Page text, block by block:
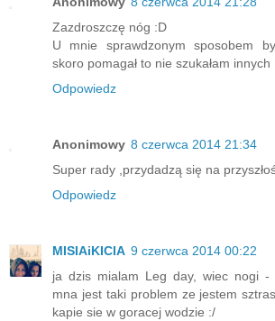
Zazdroszczę nóg :D
U mnie sprawdzonym sposobem
skoro pomagał to nie szukałam innych
Odpowiedz
Anonimowy 8 czerwca 2014 21:34
Super rady ,przydadzą się na
Odpowiedz
MISIAiKICIA 9 czerwca 2014 00:22
ja dzis mialam Leg day, wiec nogi -
mna jest taki problem ze jestem
kapie sie w goracej wodzie :/